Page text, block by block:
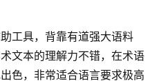
工具，背靠有道强大语料
文本的理解力不错，在术语
色，非常适合语言要求极高